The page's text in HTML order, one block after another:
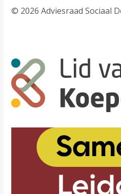
© 2026 Adviesraad Sociaal